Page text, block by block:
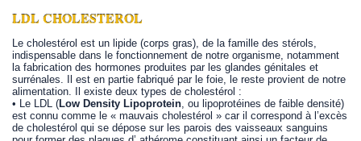
LDL CHOLESTEROL
Le cholestérol est un lipide (corps gras), de la famille des stérols,
indispensable dans le fonctionnement de notre organisme, notamment
la fabrication des hormones produites par les glandes génitales et
surrénales. Il est en partie fabriqué par le foie, le reste provient de notre
alimentation. Il existe deux types de cholestérol :
• Le LDL (Low Density Lipoprotein , ou lipoprotéines de faible densité)
est connu comme le « mauvais cholestérol » car il correspond à l’excès
de cholestérol qui se dépose sur les parois des vaisseaux sanguins